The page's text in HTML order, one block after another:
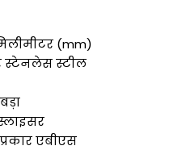
(mm)
स्टेनलेस स्टील
एबीएस